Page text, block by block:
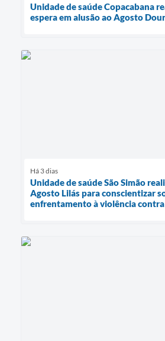
Unidade de saúde Copacabana
espera em alusão ao Agosto
Há 3 dias
Unidade de saúde São Simão
Agosto Lilás para conscientizar
enfrentamento à violência